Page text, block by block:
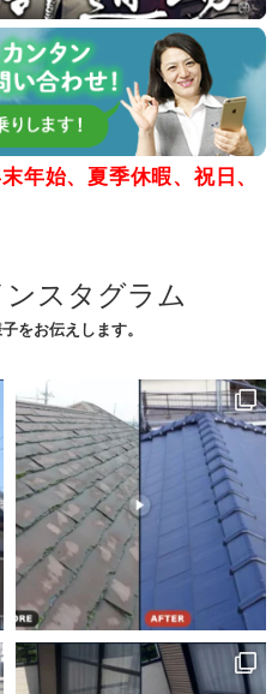
年始、夏季休暇、祝日、
スタグラム
をお伝えします。